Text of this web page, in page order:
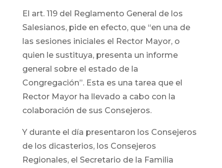
El art. 119 del Reglamento General de los
Salesianos, pide en efecto, que “en una de
las sesiones iniciales el Rector Mayor, o
quien le sustituya, presenta un informe
general sobre el estado de la
Congregación”. Esta es una tarea que el
Rector Mayor ha llevado a cabo con la
colaboración de sus Consejeros.
Y durante el día presentaron los Consejeros
de los dicasterios, los Consejeros
Regionales, el Secretario de la Familia